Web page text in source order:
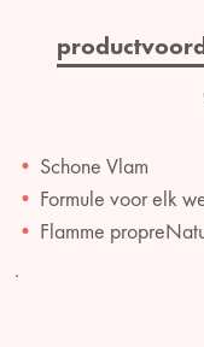
Schone Vlam
Formule voor elk
Flamme
.